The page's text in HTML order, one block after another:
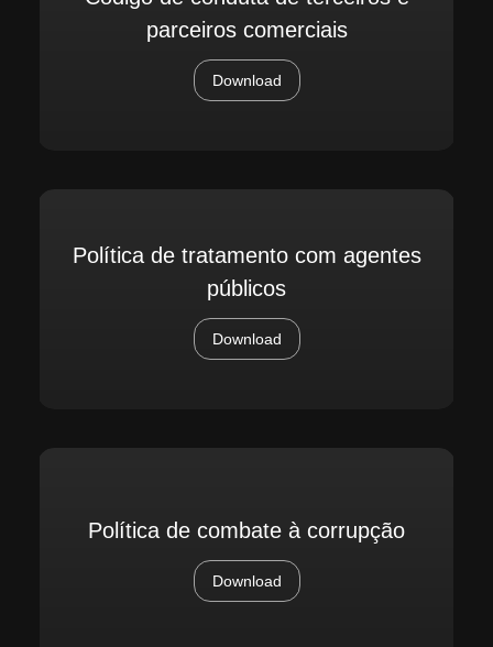
parceiros comerciais
Download
Política de tratamento com agentes
públicos
Download
Política de combate à corrupção
Download